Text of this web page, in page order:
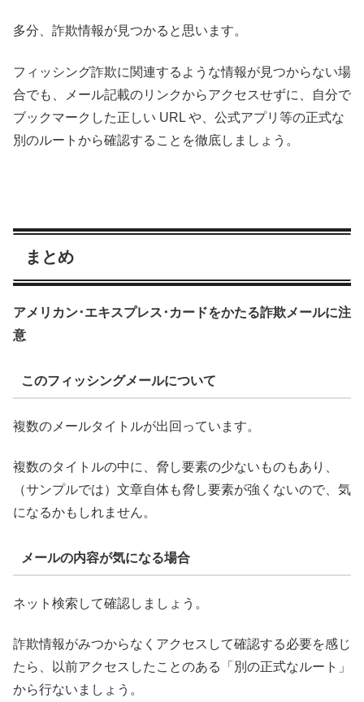
多分、詐欺情報が見つかると思います。
フィッシング詐欺に関連するような情報が見つからない場
合でも、メール記載のリンクからアクセスせずに、自分で
ブックマークした正しい URL や、公式アプリ等の正式な
別のルートから確認することを徹底しましょう。
まとめ
アメリカン･エキスプレス･カードをかたる詐欺メールに注
意
このフィッシングメールについて
複数のメールタイトルが出回っています。
複数のタイトルの中に、脅し要素の少ないものもあり、
（サンプルでは）文章自体も脅し要素が強くないので、気
になるかもしれません。
メールの内容が気になる場合
ネット検索して確認しましょう。
詐欺情報がみつからなくアクセスして確認する必要を感じ
たら、以前アクセスしたことのある「別の正式なルート」
から行ないましょう。